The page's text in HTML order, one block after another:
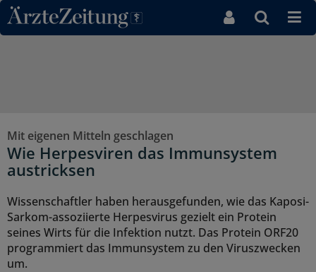
Direkt zum Inhaltsbereich
Mit eigenen Mitteln geschlagen
Wie Herpesviren das Immunsystem
austricksen
Wissenschaftler haben herausgefunden, wie das Kaposi-
Sarkom-assoziierte Herpesvirus gezielt ein Protein
seines Wirts für die Infektion nutzt. Das Protein ORF20
programmiert das Immunsystem zu den Viruszwecken
um.